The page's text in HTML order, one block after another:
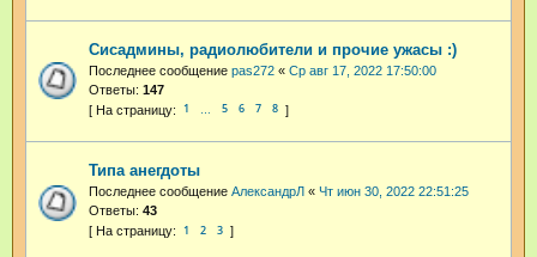
Сисадмины, радиолюбители и прочие ужасы :)
Последнее сообщение pas272 « Ср авг 17, 2022 17:50:00
Ответы: 147
1 5 6 7 8
Типа анегдоты
Последнее сообщение АлександрЛ « Чт июн 30, 2022 22:51:25
Ответы: 43
1 2 3